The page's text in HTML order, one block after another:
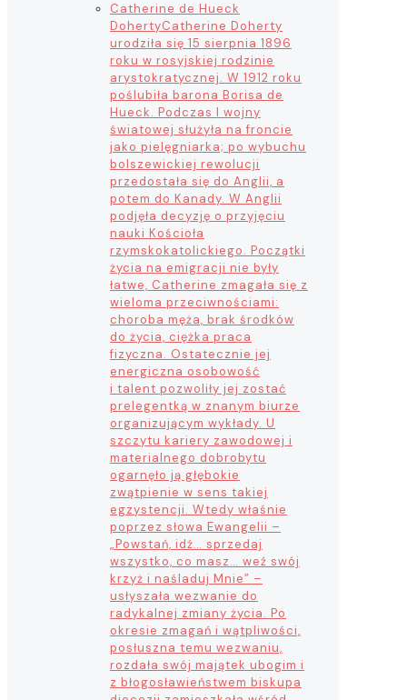
Catherine de Hueck
DohertyCatherine Doherty
urodziła się 15 sierpnia 1896
roku w rosyjskiej rodzinie
arystokratycznej. W 1912 roku
poślubiła barona Borisa de
Hueck. Podczas I wojny
światowej służyła na froncie
jako pielęgniarka; po wybuchu
bolszewickiej rewolucji
przedostała się do Anglii, a
potem do Kanady. W Anglii
podjęła decyzję o przyjęciu
nauki Kościoła
rzymskokatolickiego. Początki
życia na emigracji nie były
łatwe, Catherine zmagała się z
wieloma przeciwnościami:
choroba męża, brak środków
do życia, ciężka praca
fizyczna. Ostatecznie jej
energiczna osobowość
i talent pozwoliły jej zostać
prelegentką w znanym biurze
organizującym wykłady. U
szczytu kariery zawodowej i
materialnego dobrobytu
ogarnęło ją głębokie
zwątpienie w sens takiej
egzystencji. Wtedy właśnie
poprzez słowa Ewangelii –
„Powstań, idź… sprzedaj
wszystko, co masz… weź swój
krzyż i naśladuj Mnie” –
usłyszała wezwanie do
radykalnej zmiany życia. Po
okresie zmagań i wątpliwości,
posłuszna temu wezwaniu,
rozdała swój majątek ubogim i
z błogosławieństwem biskupa